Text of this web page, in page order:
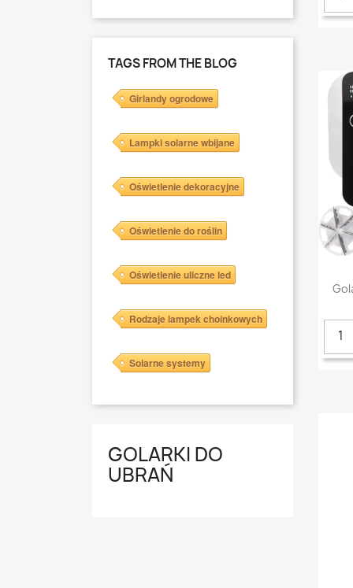
TAGS FROM THE BLOG
Girlandy ogrodowe
Lampki solarne wbijane
Oświetlenie dekoracyjne
Oświetlenie do roślin
Oświetlenie uliczne led
Rodzaje lampek choinkowych
Solarne systemy
GOLARKI DO
UBRAŃ